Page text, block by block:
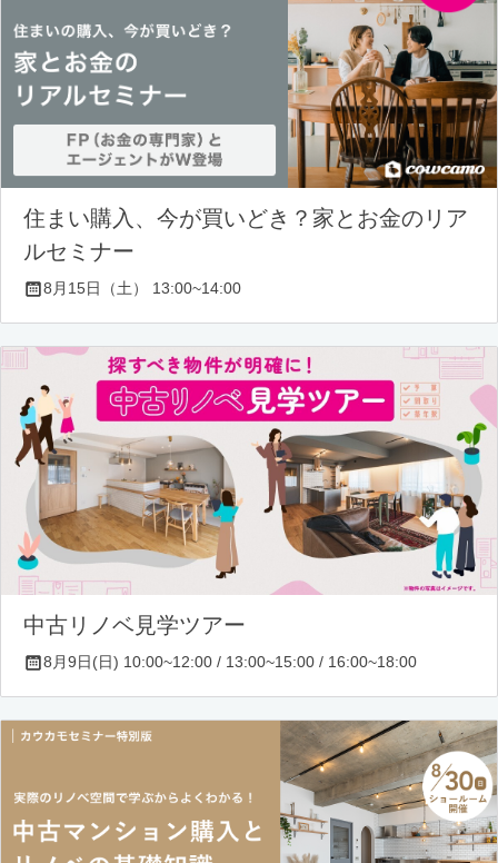
住まい購入、今が買いどき？家とお金のリア
ルセミナー
8月15日（土） 13:00~14:00
中古リノベ見学ツアー
8月9日(日) 10:00~12:00 / 13:00~15:00 / 16:00~18:00